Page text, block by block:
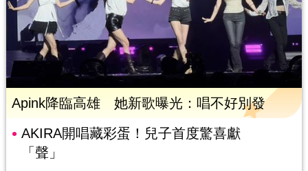
Apink降臨高雄 她新歌曝光：唱不好別發
AKIRA開唱藏彩蛋！兒子首度驚喜獻
「聲」